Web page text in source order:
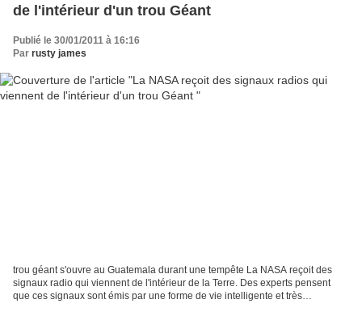
de l'intérieur d'un trou Géant
Publié le 30/01/2011 à 16:16
Par rusty james
trou géant s'ouvre au Guatemala durant une tempête La NASA reçoit des
signaux radio qui viennent de l'intérieur de la Terre. Des experts pensent
que ces signaux sont émis par une forme de vie intelligente et très